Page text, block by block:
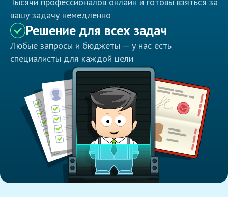
вашу задачу немедленно
Решение для всех задач
Любые запросы и бюджеты — у нас есть
специалисты для каждой цели